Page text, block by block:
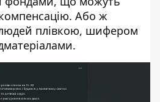
Або ж
плівкою, шифером